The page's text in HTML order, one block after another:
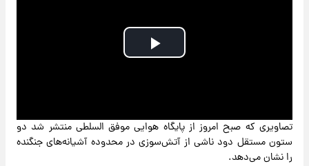
Play
تصاویری که صبح امروز از پایگاه هوایی موفق السلطی منتشر شد دو
ستون‌ مستقل دود ناشی از آتش‌سوزی در محدوده آشیانه‌های جنگنده
را نشان می‌دهد.